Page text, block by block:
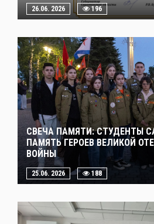
26.06. 2026 196
СВЕЧА ПАМЯТИ: СТУДЕНТЫ
ПАМЯТЬ ГЕРОЕВ ВЕЛИКОЙ
ВОЙНЫ
25.06. 2026 188